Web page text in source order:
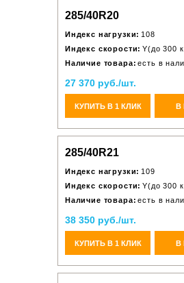
285/40R20
Индекс нагрузки: 108
Индекс скорости: Y(до 300
Наличие товара: есть в
27 370 руб./шт.
КУПИТЬ В 1 КЛИК В
285/40R21
Индекс нагрузки: 109
Индекс скорости: Y(до 300
Наличие товара: есть в
38 350 руб./шт.
КУПИТЬ В 1 КЛИК В